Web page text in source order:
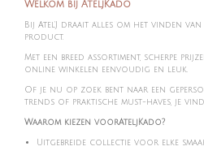
Welkom bij AteljKado
Bij Atel'J draait alles om het vinden
product.
Met een breed assortiment, scherpe
online winkelen eenvoudig en leuk.
Of je nu op zoek bent naar een
trends of praktische must-haves, je
Waarom kiezen voorAteljKado?
Uitgebreide collectie voor elke